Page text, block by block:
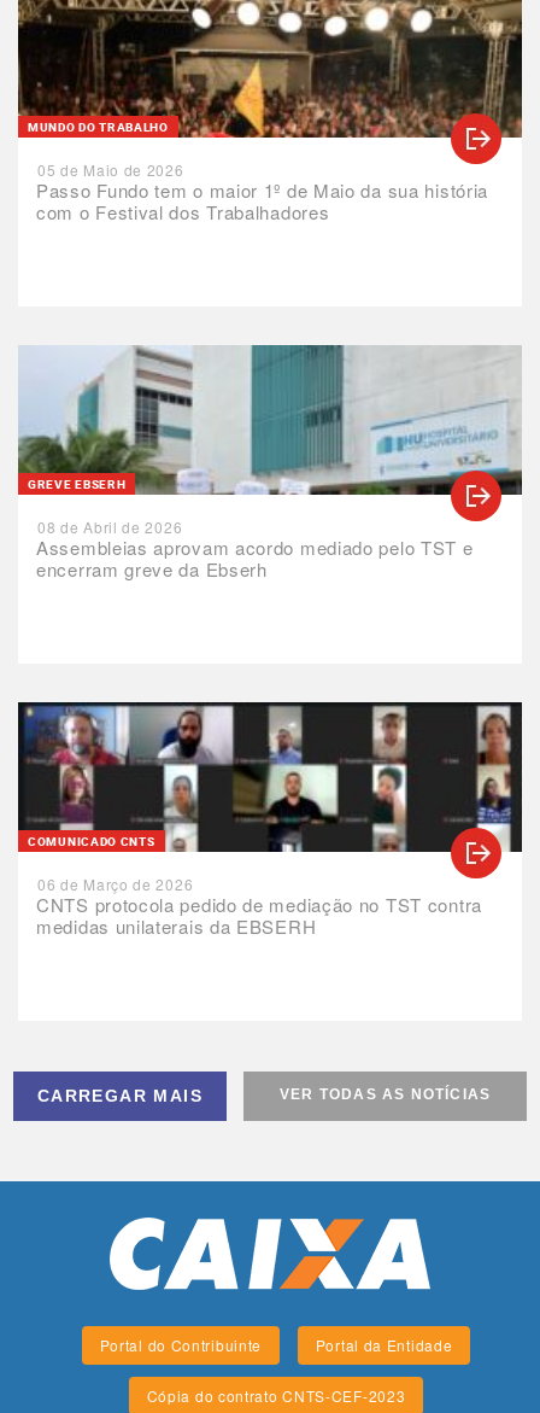
Passo Fundo tem o maior 1º de Maio da sua história
com o Festival dos Trabalhadores
MUNDO DO TRABALHO
05 de Maio de 2026
Assembleias aprovam acordo mediado pelo TST e
encerram greve da Ebserh
GREVE EBSERH
08 de Abril de 2026
CNTS protocola pedido de mediação no TST contra
medidas unilaterais da EBSERH
COMUNICADO CNTS
06 de Março de 2026
CARREGAR MAIS VER TODAS AS NOTÍCIAS
Portal do Contribuinte Portal da Entidade
Cópia do contrato CNTS-CEF-2023